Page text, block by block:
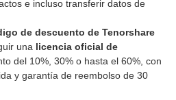
e incluso transferir datos de
de descuento de Tenorshare
una
licencia oficial de
del 10%, 30% o hasta el 60%, con
y garantía de reembolso de 30